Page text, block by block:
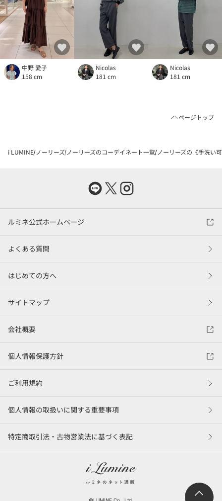
中野 愛子
158 cm
Nicolas
181 cm
Nicolas
181 cm
ページトップ
i LUMINE ノーリーズ ノーリーズのコーデイネート一覧 ノーリーズの《手洗い
ルミネ公式ホームページ
よくある質問
はじめての方へ
サイトマップ
会社概要
個人情報保護方針
ご利用規約
個人情報の取扱いに関する重要事項
特定商取引法・古物営業法に基づく表記